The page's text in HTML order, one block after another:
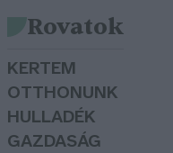
Rovatok
KERTEM
OTTHONUNK
HULLADÉK
GAZDASÁG